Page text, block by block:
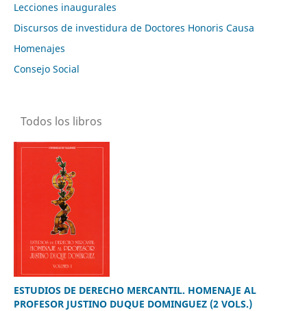
Lecciones inaugurales
Discursos de investidura de Doctores Honoris Causa
Homenajes
Consejo Social
Todos los libros
ESTUDIOS DE DERECHO MERCANTIL. HOMENAJE AL
PROFESOR JUSTINO DUQUE DOMINGUEZ (2 VOLS.)